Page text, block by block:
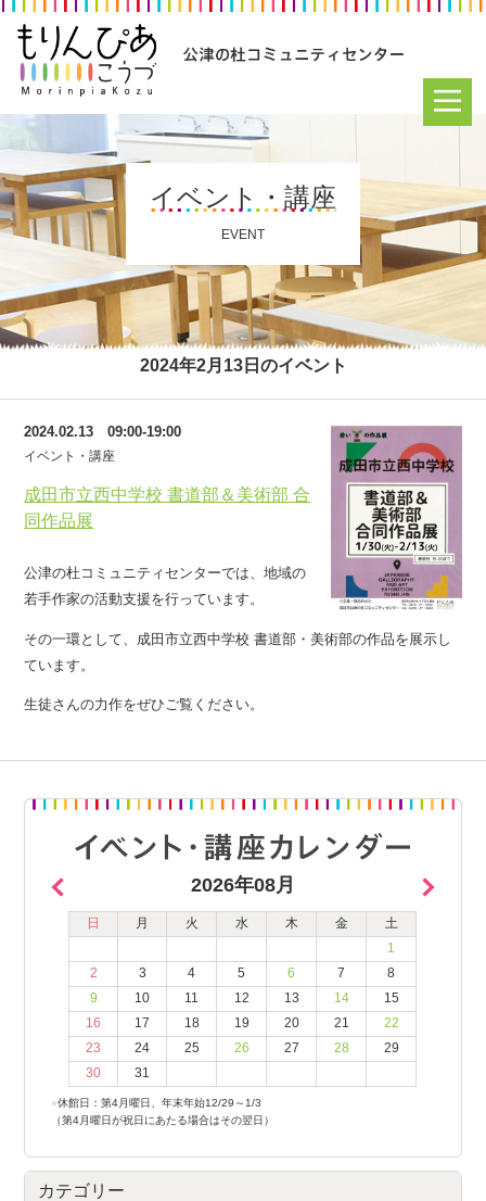
イベント・講座
EVENT
2024年2月13日のイベント
成田市立西中学校 書道部＆美術部 合
同作品展
2024.02.13 09:00-19:00
イベント・講座
公津の杜コミュニティセンターでは、地域の
若手作家の活動支援を行っています。
その一環として、成田市立西中学校 書道部・美術部の作品を展示し
ています。
生徒さんの力作をぜひご覧ください。
2026年08月
日 月 火 水 木 金
土
1
2
3 4 5 6 7
8
9
10 11 12 13 14
15
16
17 18 19 20 21
22
23
24 25 26 27 28
29
30
31
●休館日：第4月曜日、年末年始12/29～1/3
（第4月曜日が祝日にあたる場合はその翌日）
カテゴリー